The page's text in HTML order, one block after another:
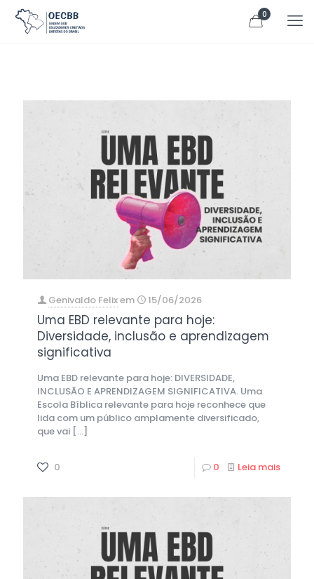
0
Genivaldo Felixem 15/06/2026
Uma EBD relevante para hoje:
Diversidade, inclusão e aprendizagem
significativa
Uma EBD relevante para hoje: DIVERSIDADE,
INCLUSÃO E APRENDIZAGEM SIGNIFICATIVA. Uma
Escola Bíblica relevante para hoje reconhece que
lida com um público amplamente diversificado,
que vai […]
0 0 Leia mais